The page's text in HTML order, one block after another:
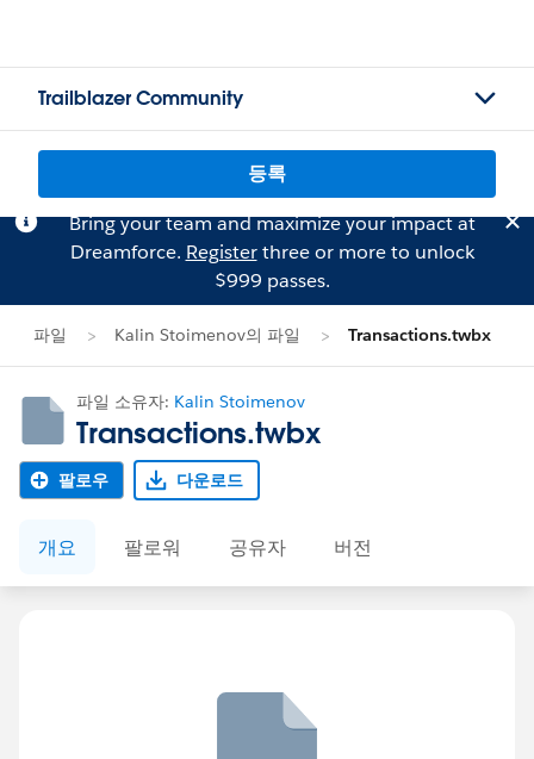
Trailblazer Community
등록
Bring your team and maximize your impact at
Dreamforce. Registerthree or more to unlock
$999 passes.
파일 Kalin Stoimenov의 파일 Transactions.twbx
파일 소유자: Kalin Stoimenov
Transactions.twbx
팔로우 다운로드
개요 팔로워 공유자 버전